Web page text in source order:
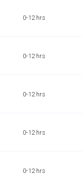
0-12 hrs
0-12 hrs
0-12 hrs
0-12 hrs
0-12 hrs